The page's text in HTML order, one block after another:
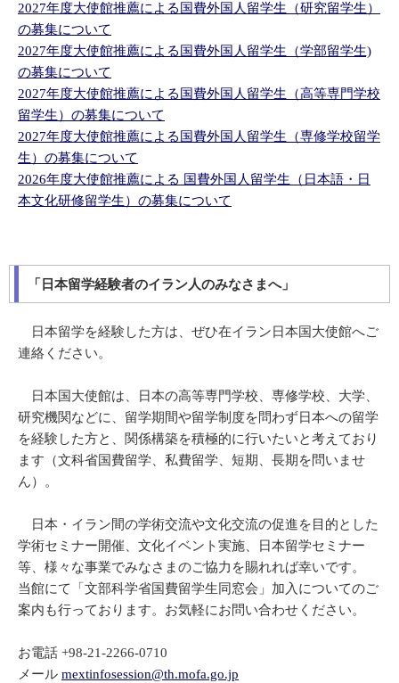
2027年度大使館推薦による国費外国人留学生（研究留学生）
の募集について
2027年度大使館推薦による国費外国人留学生（学部留学生)
の募集について
2027年度大使館推薦による国費外国人留学生（高等専門学校
留学生）の募集について
2027年度大使館推薦による国費外国人留学生（専修学校留学
生）の募集について
2026年度大使館推薦による 国費外国人留学生（日本語・日
本文化研修留学生）の募集について
「日本留学経験者のイラン人のみなさまへ」
日本留学を経験した方は、ぜひ在イラン日本国大使館へご
連絡ください。
日本国大使館は、日本の高等専門学校、専修学校、大学、
研究機関などに、留学期間や留学制度を問わず日本への留学
を経験した方と、関係構築を積極的に行いたいと考えており
ます（文科省国費留学、私費留学、短期、長期を問いませ
ん）。
日本・イラン間の学術交流や文化交流の促進を目的とした
学術セミナー開催、文化イベント実施、日本留学セミナー
等、様々な事業でみなさまのご協力を賜れれば幸いです。
当館にて「文部科学省国費留学生同窓会」加入についてのご
案内も行っております。お気軽にお問い合わせください。
お電話 +98-21-2266-0710
メール mextinfosession@th.mofa.go.jp